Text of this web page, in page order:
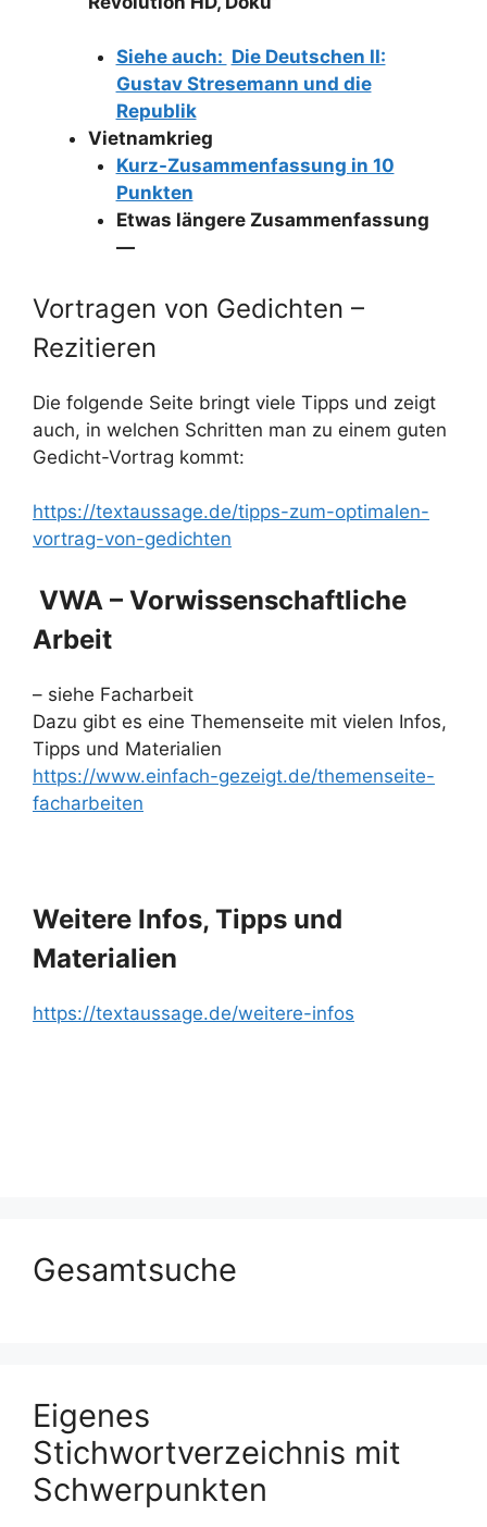
Siehe auch: Die Deutschen II:
Gustav Stresemann und die
Republik
Vietnamkrieg
Kurz-Zusammenfassung in 10
Punkten
Etwas längere Zusammenfassung
—
Vortragen von Gedichten –
Rezitieren
Die folgende Seite bringt viele Tipps und zeigt
auch, in welchen Schritten man zu einem guten
Gedicht-Vortrag kommt:
https://textaussage.de/tipps-zum-optimalen-
vortrag-von-gedichten
VWA – Vorwissenschaftliche
Arbeit
– siehe Facharbeit
Dazu gibt es eine Themenseite mit vielen Infos,
Tipps und Materialien
https://www.einfach-gezeigt.de/themenseite-
facharbeiten
Weitere Infos, Tipps und
Materialien
https://textaussage.de/weitere-infos
Gesamtsuche
Eigenes
Stichwortverzeichnis mit
Schwerpunkten